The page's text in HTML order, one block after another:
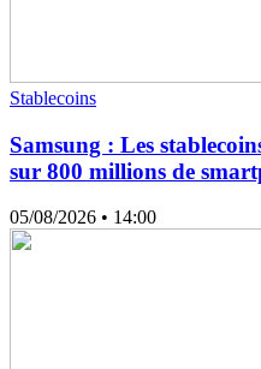
Stablecoins
Samsung : Les
sur 800 millions de
05/08/2026 • 14:00